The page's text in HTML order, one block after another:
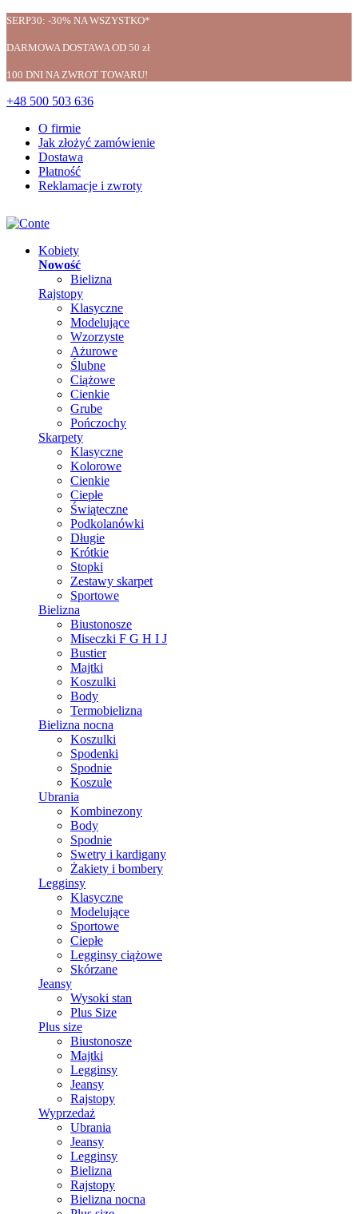
SERP30: -30% NA WSZYSTKO*
DARMOWA DOSTAWA OD 50 zł
100 DNI NA ZWROT TOWARU!
+48 500 503 636
O firmie
Jak złożyć zamówienie
Dostawa
Płatność
Reklamacje i zwroty
Kobiety
Nowość
Bielizna
Rajstopy
Klasyczne
Modelujące
Wzorzyste
Ażurowe
Ślubne
Ciążowe
Cienkie
Grube
Pończochy
Skarpety
Klasyczne
Kolorowe
Cienkie
Ciepłe
Świąteczne
Podkolanówki
Długie
Krótkie
Stopki
Zestawy skarpet
Sportowe
Bielizna
Biustonosze
Miseczki F G H I J
Bustier
Majtki
Koszulki
Body
Termobielizna
Bielizna nocna
Koszulki
Spodenki
Spodnie
Koszule
Ubrania
Kombinezony
Body
Spodnie
Swetry i kardigany
Żakiety i bombery
Legginsy
Klasyczne
Modelujące
Sportowe
Ciepłe
Legginsy ciążowe
Skórzane
Jeansy
Wysoki stan
Plus Size
Plus size
Biustonosze
Majtki
Legginsy
Jeansy
Rajstopy
Wyprzedaż
Ubrania
Jeansy
Legginsy
Bielizna
Rajstopy
Bielizna nocna